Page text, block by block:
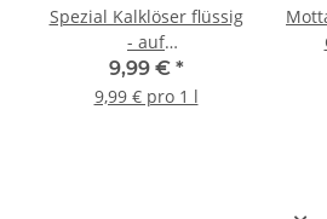
Spezial Kalklöser flüssig
- auf
Amidosulfonsäurebasis
9,99 € *
9,99 € pro 1 l